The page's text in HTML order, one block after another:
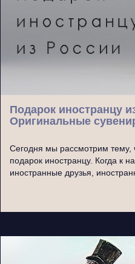
Подарок иностранцу
Оригинальные
Сегодня мы рассмотрим тему,
подарок иностранцу. Когда к
иностранные друзья,